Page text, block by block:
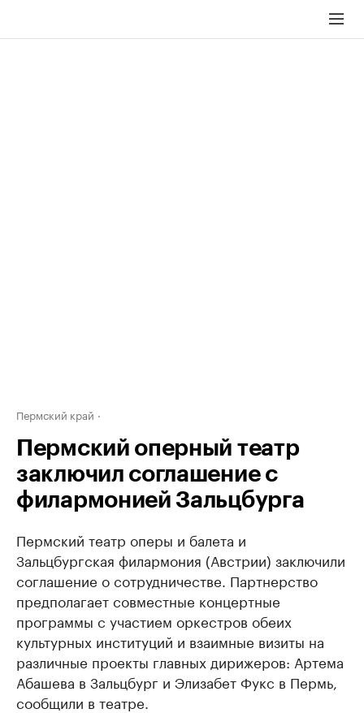
Пермский край
Пермский оперный театр
заключил соглашение с
филармонией Зальцбурга
Пермский театр оперы и балета и
Зальцбургская филармония (Австрии) заключили
соглашение о сотрудничестве. Партнерство
предполагает совместные концертные
программы с участием оркестров обеих
культурных институций и взаимные визиты на
различные проекты главных дирижеров: Артема
Абашева в Зальцбург и Элизабет Фукс в Пермь,
сообщили в театре.